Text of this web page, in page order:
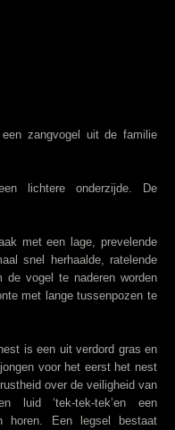
zangvogel uit de familie
lichtere onderzijde. De
met een lage, prevelende
snel herhaalde, ratelende
de vogel te naderen worden
met lange tussenpozen te
is een uit verdord gras en
voor het eerst het nest
over de veiligheid van
luid ‘tek-tek-tek’en een
horen. Een legsel bestaat